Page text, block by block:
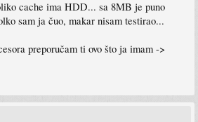
cache ima HDD... sa 8MB je puno
sam ja čuo, makar nisam testirao...
preporučam ti ovo što ja imam ->